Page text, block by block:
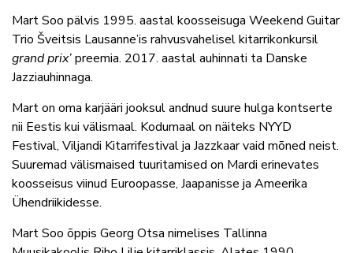
Mart Soo pälvis 1995. aastal koosseisuga Weekend Guitar
Trio Šveitsis Lausanne’is rahvusvahelisel kitarrikonkursil
grand prix’preemia. 2017. aastal auhinnati ta Danske
Jazziauhinnaga.
Mart on oma karjääri jooksul andnud suure hulga kontserte
nii Eestis kui välismaal. Kodumaal on näiteks NYYD
Festival, Viljandi Kitarrifestival ja Jazzkaar vaid mõned neist.
Suuremad välismaised tuuritamised on Mardi erinevates
koosseisus viinud Euroopasse, Jaapanisse ja Ameerika
Ühendriikidesse.
Mart Soo õppis Georg Otsa nimelises Tallinna